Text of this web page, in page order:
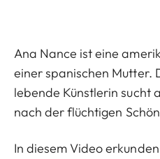
Ana Nance ist eine
einer spanischen Mutter.
lebende Künstlerin sucht
nach der flüchtigen
In diesem Video